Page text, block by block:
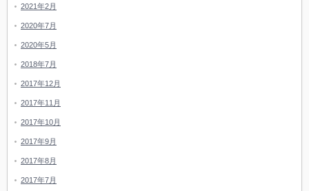
2021年2月
2020年7月
2020年5月
2018年7月
2017年12月
2017年11月
2017年10月
2017年9月
2017年8月
2017年7月